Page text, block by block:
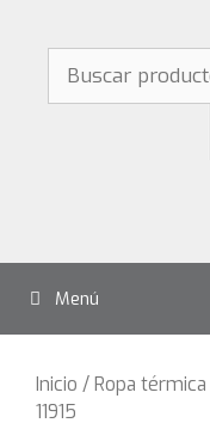
contenido
Buscar
por:
Menú
Inicio /Ropa térmica
11915